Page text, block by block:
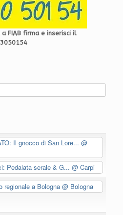
FIAB firma e inserisci il
Il gnocco di San Lore... @
Pedalata serale & G... @ Carpi
regionale a Bologna @ Bologna